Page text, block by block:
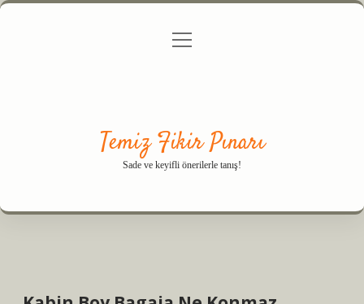
Gizlilik Politikası
menüyü
Temiz Fikir Pınarı
Sade ve keyifli önerilerle tanış!